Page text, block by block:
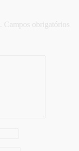
Campos obrigatórios